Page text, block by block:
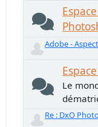
Adobe -
Le
Re : DxO